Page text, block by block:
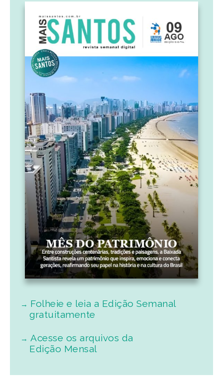
Folheie e leia a Edição Semanal
gratuitamente
Acesse os arquivos da
Edição Mensal